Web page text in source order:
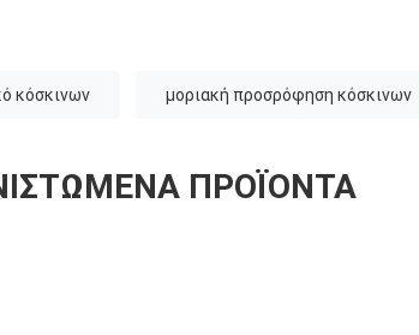
κόσκινων μοριακή προσρόφηση κόσκινων
ΠΡΟΪΌΝΤΑ